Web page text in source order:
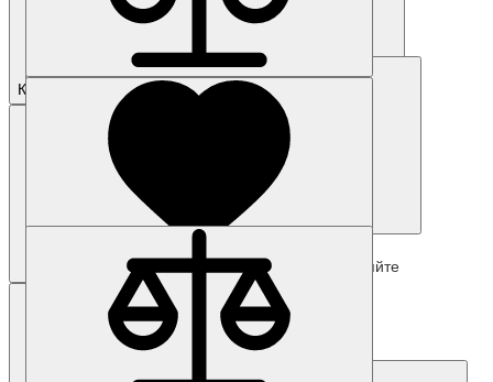
Купить
Наличие: уточняйте
Код товара: 33353-01
3SU1001-0DB50-0AA0-Z Y13
Цена по запросу